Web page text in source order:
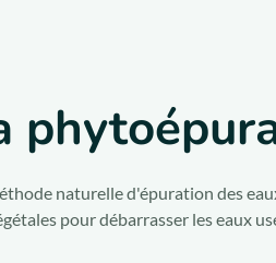
naturelle d'épuration des
pour débarrasser les eaux